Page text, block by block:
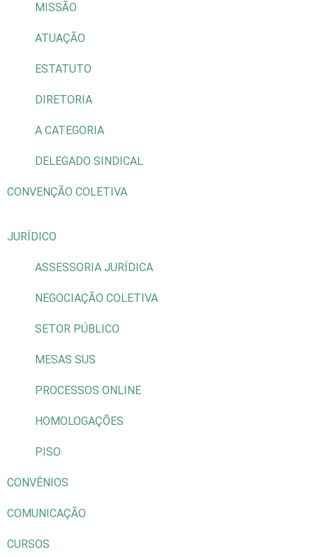
MISSÃO
ATUAÇÃO
ESTATUTO
DIRETORIA
A CATEGORIA
DELEGADO SINDICAL
CONVENÇÃO COLETIVA
JURÍDICO
ASSESSORIA JURÍDICA
NEGOCIAÇÃO COLETIVA
SETOR PÚBLICO
MESAS SUS
PROCESSOS ONLINE
HOMOLOGAÇÕES
PISO
CONVÊNIOS
COMUNICAÇÃO
CURSOS